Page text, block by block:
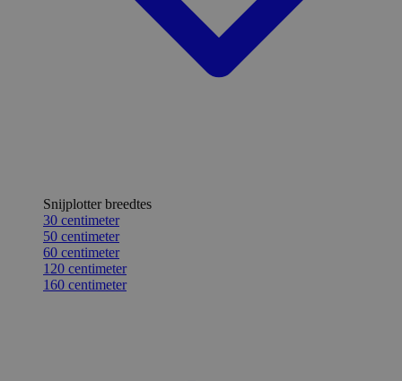
Snijplotter breedtes
30 centimeter
50 centimeter
60 centimeter
120 centimeter
160 centimeter